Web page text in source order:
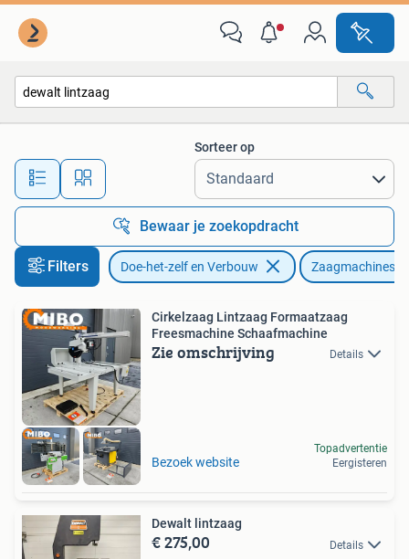
Alle afstanden…
Sorteer op
Bewaar je zoekopdracht
Filters Doe-het-zelf en Verbouw Zaagmachines
Cirkelzaag Lintzaag Formaatzaag
Freesmachine Schaafmachine
Zie omschrijving Details
Bezoek website
Topadvertentie
Eergisteren
Dewalt lintzaag
€ 275,00 Details